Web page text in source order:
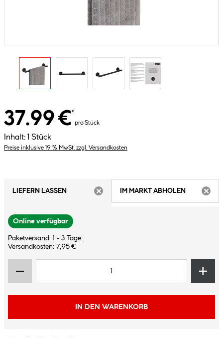
37.99 €*
pro Stück
Inhalt: 1 Stück
Preise inklusive 19 % MwSt. zzgl. Versandkosten
LIEFERN LASSEN
IM MARKT ABHOLEN
Online verfügbar
Paketversand: 1 - 3 Tage
Versandkosten: 7,95 €
IN DEN WARENKORB